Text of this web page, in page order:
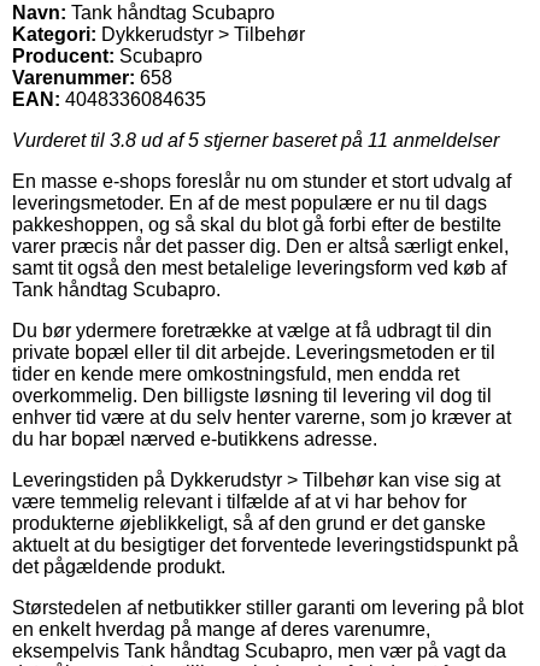
Navn: Tank håndtag Scubapro
Kategori: Dykkerudstyr > Tilbehør
Producent: Scubapro
Varenummer: 658
EAN: 4048336084635
Vurderet til 3.8 ud af 5 stjerner baseret på 11 anmeldelser
En masse e-shops foreslår nu om stunder et stort udvalg af
leveringsmetoder. En af de mest populære er nu til dags
pakkeshoppen, og så skal du blot gå forbi efter de bestilte
varer præcis når det passer dig. Den er altså særligt enkel,
samt tit også den mest betalelige leveringsform ved køb af
Tank håndtag Scubapro.
Du bør ydermere foretrække at vælge at få udbragt til din
private bopæl eller til dit arbejde. Leveringsmetoden er til
tider en kende mere omkostningsfuld, men endda ret
overkommelig. Den billigste løsning til levering vil dog til
enhver tid være at du selv henter varerne, som jo kræver at
du har bopæl nærved e-butikkens adresse.
Leveringstiden på Dykkerudstyr > Tilbehør kan vise sig at
være temmelig relevant i tilfælde af at vi har behov for
produkterne øjeblikkeligt, så af den grund er det ganske
aktuelt at du besigtiger det forventede leveringstidspunkt på
det pågældende produkt.
Størstedelen af netbutikker stiller garanti om levering på blot
en enkelt hverdag på mange af deres varenumre,
eksempelvis Tank håndtag Scubapro, men vær på vagt da